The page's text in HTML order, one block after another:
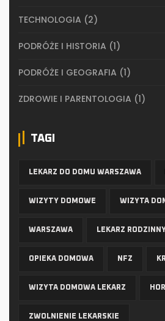
TECHNOLOGIA (2)
PODRÓŻE I HISTORIA (1)
PODRÓŻE I GEOGRAFIA (1)
ZDROWIE I PARENTOLOGIA (1)
TAGI
LEKARZ DO DOMU WARSZAWA
WIZYTY DOMOWE WIZYTA
WARSZAWA LEKARZ RODZINNY
OPIEKA DOMOWA NFZ
WIZYTA DOMOWA LEKARZ
ZWOLNIENIE LEKARSKIE